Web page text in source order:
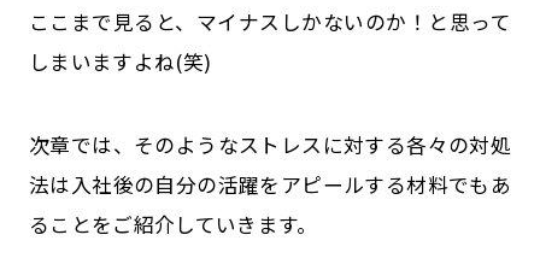
ここまで見ると、マイナスしかないのか！と思って
しまいますよね(笑)
次章では、そのようなストレスに対する各々の対処
法は入社後の自分の活躍をアピールする材料でもあ
ることをご紹介していきます。